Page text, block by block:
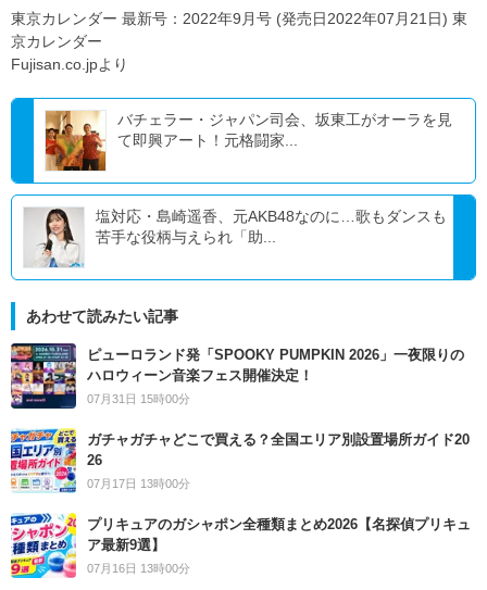
東京カレンダー 最新号：2022年9月号 (発売日2022年07月21日) 東
京カレンダー
Fujisan.co.jpより
バチェラー・ジャパン司会、坂東工がオーラを見
て即興アート！元格闘家...
塩対応・島崎遥香、元AKB48なのに…歌もダンスも
苦手な役柄与えられ「助...
あわせて読みたい記事
ピューロランド発「SPOOKY PUMPKIN 2026」一夜限りの
ハロウィーン音楽フェス開催決定！
07月31日 15時00分
ガチャガチャどこで買える？全国エリア別設置場所ガイド20
26
07月17日 13時00分
プリキュアのガシャポン全種類まとめ2026【名探偵プリキュ
ア最新9選】
07月16日 13時00分